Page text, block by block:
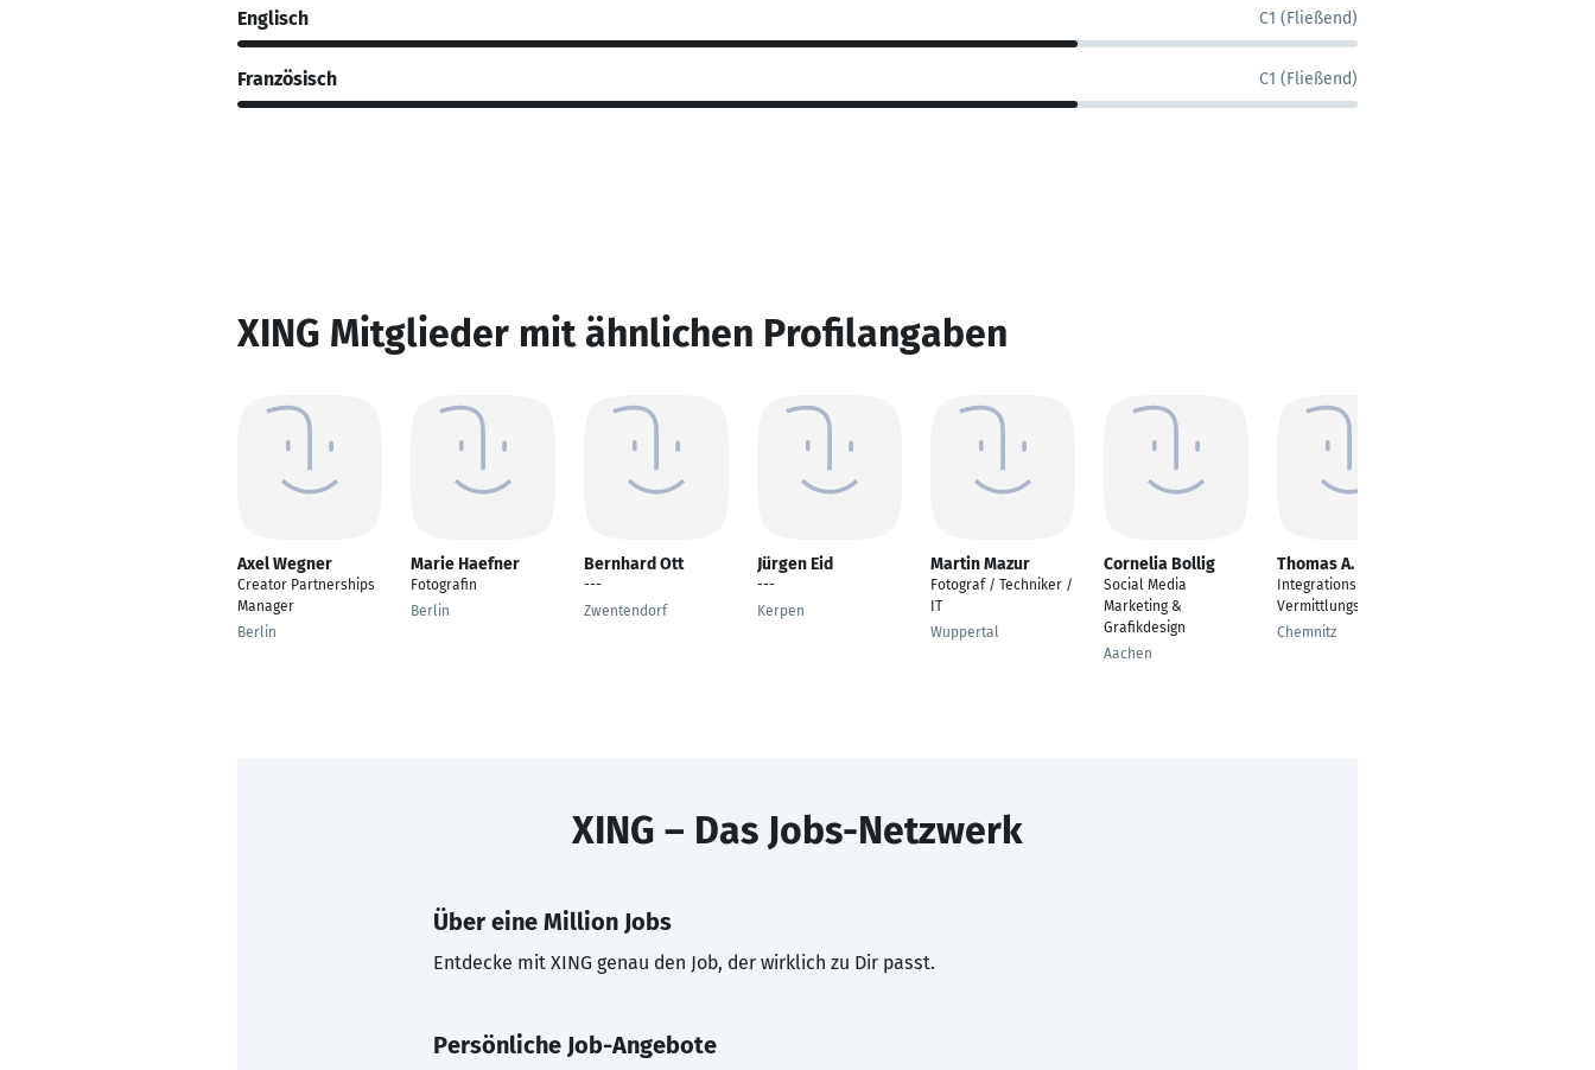
Englisch C1 (Fließend)
Französisch C1 (Fließend)
XING Mitglieder mit ähnlichen Profilangaben
Axel Wegner
Creator Partnerships
Manager
Berlin
Marie Haefner
Fotografin
Berlin
Bernhard Ott
---
Zwentendorf
Jürgen Eid
---
Kerpen
Martin Mazur
Fotograf / Techniker /
IT
Wuppertal
Cornelia Bollig
Social Media
Marketing &
Grafikdesign
Aachen
Thomas A. Jeschke
Integrations- und
Vermittlungscoach
Chemnitz
XING – Das Jobs-Netzwerk
Über eine Million Jobs
Entdecke mit XING genau den Job, der wirklich zu Dir passt.
Persönliche Job-Angebote